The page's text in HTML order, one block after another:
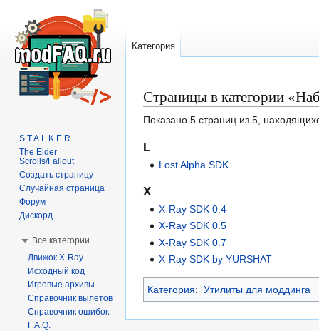
Перейти
к
навигации
Перейти
к
поиску
Страницы в категории
Показано 5 страниц из 5,
L
Lost Alpha SDK
X
X-Ray SDK 0.4
X-Ray SDK 0.5
X-Ray SDK 0.7
X-Ray SDK by YURSHAT
Категория: Утилиты для моддинга
Категория
S.T.A.L.K.E.R.
The Elder
Scrolls/Fallout
Создать страницу
Случайная страница
Форум
Дискорд
Все категории
Движок X-Ray
Исходный код
Игровые архивы
Справочник вылетов
Справочник ошибок
F.A.Q.